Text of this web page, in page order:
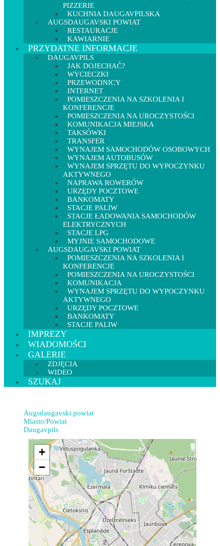
PIZZERIE
KUCHNIA DAUGAVPILSKA
AUGSDAUGAVSKI POWIAT
RESTAURACJE
KAWIARNIE
PRZYDATNE INFORMACJE
DAUGAVPILS
JAK DOJECHAĆ?
WYCIECZKI
PRZEWODNICY
INTERNET
POMIESZCZENIA NA SZKOLENIA I
KONFERENCJE
POMIESZCZENIA NA UROCZYSTOŚCI
KOMUNIKACJA MIEJSKA
TAKSÓWKI
TRANSFER
WYNAJEM SAMOCHODÓW OSOBOWYCH
WYNAJEM AUTOBUSÓW
WYNAJEM SPRZĘTU DO WYPOCZYNKU
AKTYWNEGO
NAPRAWA ROWERÓW
URZĘDY POCZTOWE
BANKOMATY
STACJE PALIW
STACJE ŁADOWANIA SAMOCHODÓW
ELEKTRYCZNYCH
STACJE LPG
MYJNIE SAMOCHODOWE
AUGSDAUGAVSKI POWIAT
POMIESZCZENIA NA SZKOLENIA I
KONFERENCJE
POMIESZCZENIA NA UROCZYSTOŚCI
KOMUNIKACJA
WYNAJEM SPRZĘTU DO WYPOCZYNKU
AKTYWNEGO
URZĘDY POCZTOWE
BANKOMATY
STACJE PALIW
IMPREZY
WIADOMOŚCI
GALERIE
ZDJĘCIA
WIDEO
SZUKAJ
Augsdaugavski powiat
Miasto/Powiat
Daugavpils
2
+
−